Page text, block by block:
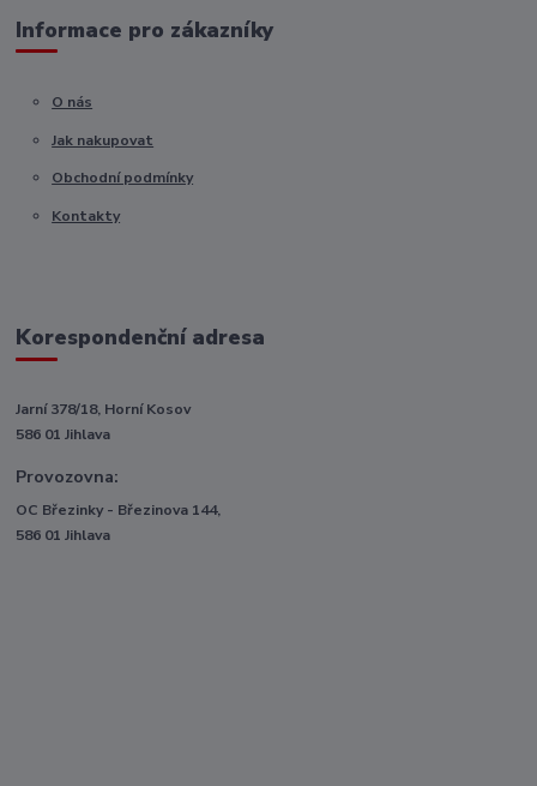
Informace pro zákazníky
O nás
Jak nakupovat
Obchodní podmínky
Kontakty
Korespondenční adresa
Jarní 378/18, Horní Kosov
586 01 Jihlava
Provozovna:
OC Březinky - Březinova 144,
586 01 Jihlava